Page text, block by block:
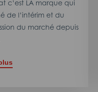
c’est LA marque qui
de l’intérim et du
du marché depuis